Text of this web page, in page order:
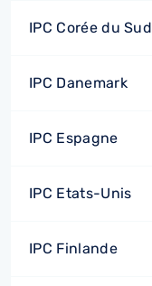
IPC Corée du Sud
IPC Danemark
IPC Espagne
IPC Etats-Unis
IPC Finlande